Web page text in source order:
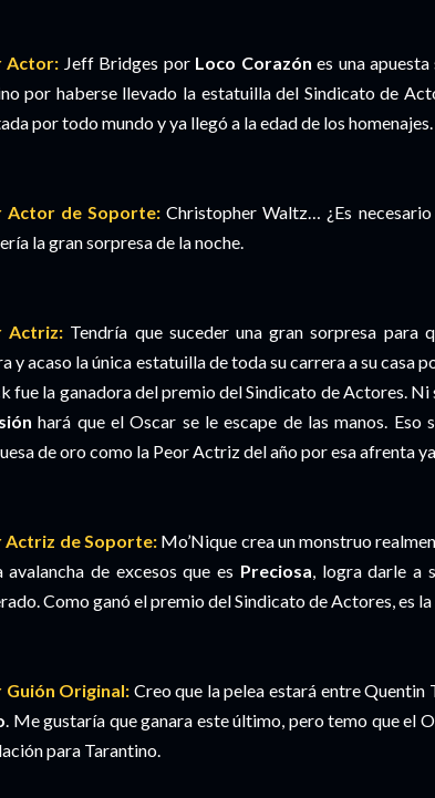
Actor: Jeff Bridges por Loco Corazón es una
por haberse llevado la estatuilla del Sindicato de
por todo mundo y ya llegó a la edad de los homenajes.
Actor de Soporte: Christopher Waltz… ¿Es
la gran sorpresa de la noche.
Actriz: Tendría que suceder una gran sorpresa para
y acaso la única estatuilla de toda su carrera a su casa
fue la ganadora del premio del Sindicato de Actores.
hará que el Oscar se le escape de las manos.
de oro como la Peor Actriz del año por esa afrenta
Actriz de Soporte:Mo’Nique crea un monstruo
avalancha de excesos que es Preciosa, logra darle a
Como ganó el premio del Sindicato de Actores, es
Guión Original: Creo que la pelea estará entre
. Me gustaría que ganara este último, pero temo que el
para Tarantino.